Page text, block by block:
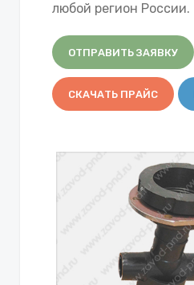
любой регион России.
ОТПРАВИТЬ ЗАЯВКУ
СКАЧАТЬ ПРАЙС